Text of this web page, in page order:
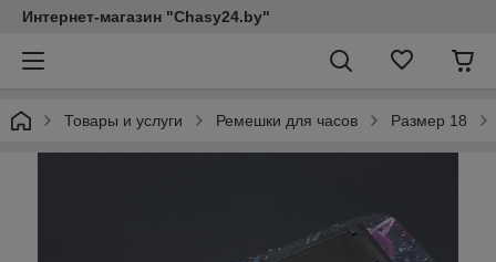
Интернет-магазин "Chasy24.by"
Товары и услуги Ремешки для часов Размер 18